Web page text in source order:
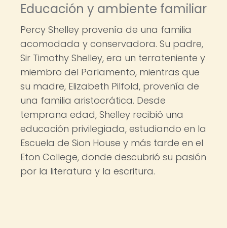
Educación y ambiente familiar
Percy Shelley provenía de una familia
acomodada y conservadora. Su padre,
Sir Timothy Shelley, era un terrateniente y
miembro del Parlamento, mientras que
su madre, Elizabeth Pilfold, provenía de
una familia aristocrática. Desde
temprana edad, Shelley recibió una
educación privilegiada, estudiando en la
Escuela de Sion House y más tarde en el
Eton College, donde descubrió su pasión
por la literatura y la escritura.